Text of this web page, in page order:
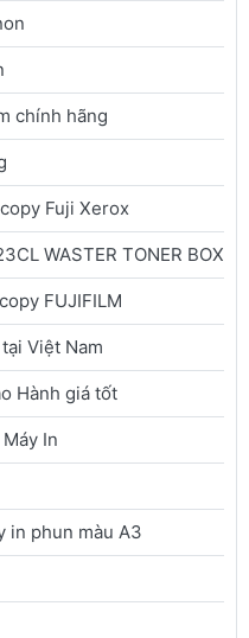
chính hãng
Fuji Xerox
WASTER TONER BOX
FUJIFILM
Việt Nam
Hành giá tốt
In
in phun màu A3